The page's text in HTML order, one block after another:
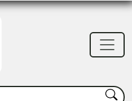
Buscar